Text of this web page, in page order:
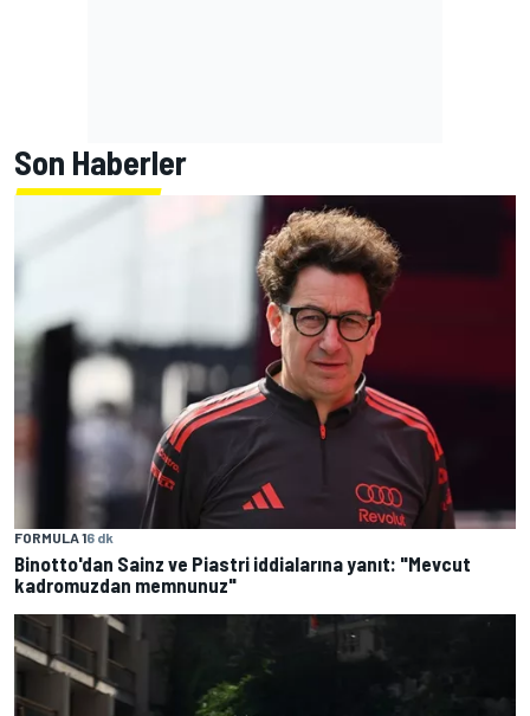
Son Haberler
FORMULA 16 dk
Binotto'dan Sainz ve Piastri iddialarına yanıt: "Mevcut
kadromuzdan memnunuz"